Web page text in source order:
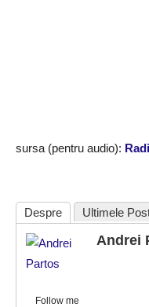
sursa (pentru audio):
Despre Ultimele
Follow me
Andrei